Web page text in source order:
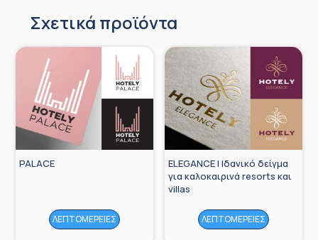
Σχετικά προϊόντα
PALACE
ΛΕΠΤΟΜΕΡΕΙΕΣ
ELEGANCE | Ιδανικό δείγμα
για καλοκαιρινά resorts και
villas
ΛΕΠΤΟΜΕΡΕΙΕΣ